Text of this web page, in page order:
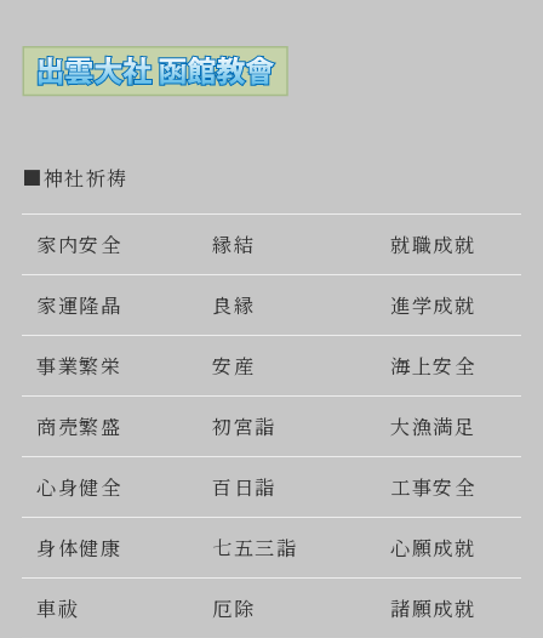
■神社祈祷
家内安全 縁結 就職成就
家運隆晶 良縁 進学成就
事業繁栄 安産 海上安全
商売繁盛 初宮詣 大漁満足
心身健全 百日詣 工事安全
身体健康 七五三詣 心願成就
車祓 厄除 諸願成就